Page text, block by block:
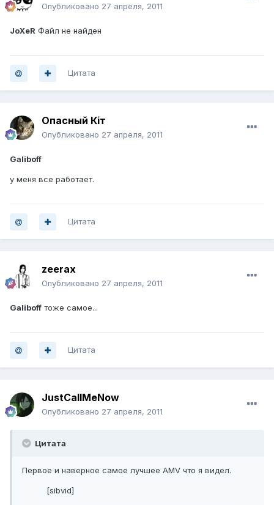
Опубликовано 27 апреля, 2011
JoXeR Файл не найден
Цитата
Опасный Кiт
Опубликовано 27 апреля, 2011
Galiboff
у меня все работает.
Цитата
zeerax
Опубликовано 27 апреля, 2011
Galiboff тоже самое...
Цитата
JustCallMeNow
Опубликовано 27 апреля, 2011
Цитата
Первое и наверное самое лучшее AMV что я видел.
[sibvid]